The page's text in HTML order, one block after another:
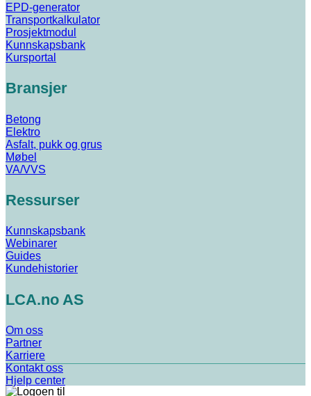
EPD-generator
Transportkalkulator
Prosjektmodul
Kunnskapsbank
Kursportal
Bransjer
Betong
Elektro
Asfalt, pukk og grus
Møbel
VA/VVS
Ressurser
Kunnskapsbank
Webinarer
Guides
Kundehistorier
LCA.no AS
Om oss
Partner
Karriere
Kontakt oss
Hjelp center